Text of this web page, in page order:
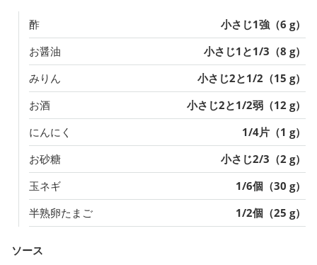
酢
小さじ1強（6 g）
お醤油
小さじ1と1/3（8 g）
みりん
小さじ2と1/2（15 g）
お酒
小さじ2と1/2弱（12 g）
にんにく
1/4片（1 g）
お砂糖
小さじ2/3（2 g）
玉ネギ
1/6個（30 g）
半熟卵たまご
1/2個（25 g）
ソース